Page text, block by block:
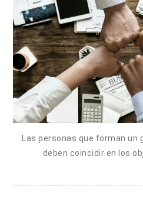
Las personas que forman un
deben coincidir en los